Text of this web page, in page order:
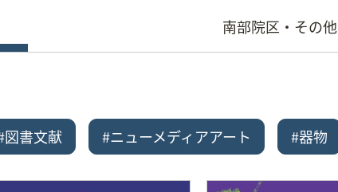
南部院区・その他
図書文献 #ニューメディアアート #器物